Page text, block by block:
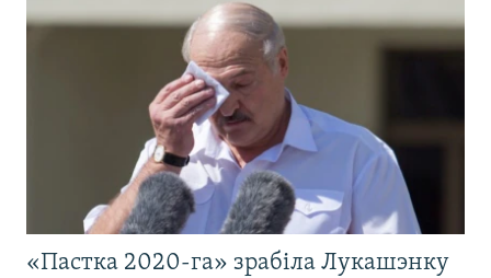
«Пастка 2020-га» зрабіла Лукашэнку